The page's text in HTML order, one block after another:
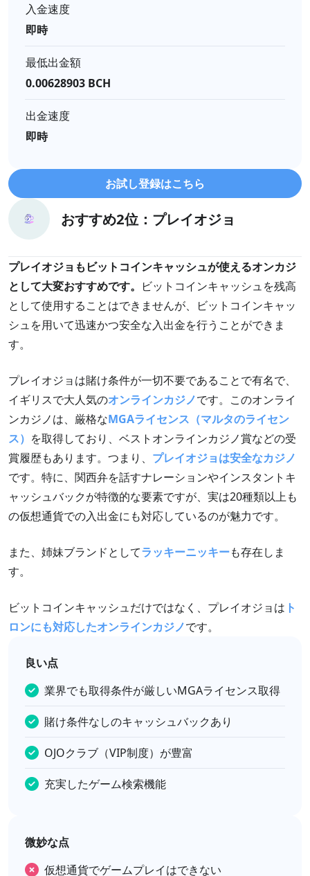
入金速度
即時
最低出金額
0.00628903 BCH
出金速度
即時
お試し登録はこちら
おすすめ2位：プレイオジョ
プレイオジョもビットコインキャッシュが使えるオンカジ
として大変おすすめです。 ビットコインキャッシュを残高
として使用することはできませんが、ビットコインキャッ
シュを用いて迅速かつ安全な入出金を行うことができま
す。
プレイオジョは賭け条件が一切不要であることで有名で、
イギリスで大人気のオンラインカジノです。このオンライ
ンカジノは、厳格なMGAライセンス（マルタのライセン
ス） を取得しており、ベストオンラインカジノ賞などの受
賞履歴もあります。つまり、 プレイオジョは安全なカジノ
です。特に、関西弁を話すナレーションやインスタントキ
ャッシュバックが特徴的な要素ですが、実は20種類以上も
の仮想通貨での入出金にも対応しているのが魅力です。
また、姉妹ブランドとしてラッキーニッキーも存在しま
す。
ビットコインキャッシュだけではなく、プレイオジョは ト
ロンにも対応したオンラインカジノです。
良い点
業界でも取得条件が厳しいMGAライセンス取得
賭け条件なしのキャッシュバックあり
OJOクラブ（VIP制度）が豊富
充実したゲーム検索機能
微妙な点
仮想通貨でゲームプレイはできない